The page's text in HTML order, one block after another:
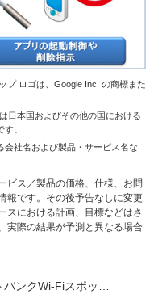
ロゴは、Google Inc. の商標また
日本国およびその他の国における
。
会社名および製品・サービス名な
ビス／製品の価格、仕様、お問
報です。その後予告なしに変更
スにおける計画、目標などはさ
実際の結果が予測と異なる場合
ンクWi-Fiスポッ…